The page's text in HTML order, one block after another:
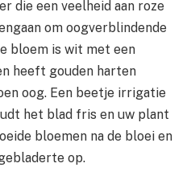
die een veelheid aan roze
om oogverblindende
bloem is wit met een
heeft gouden harten
oog. Een beetje irrigatie
het blad fris en uw plant
bloemen na de bloei en
op.